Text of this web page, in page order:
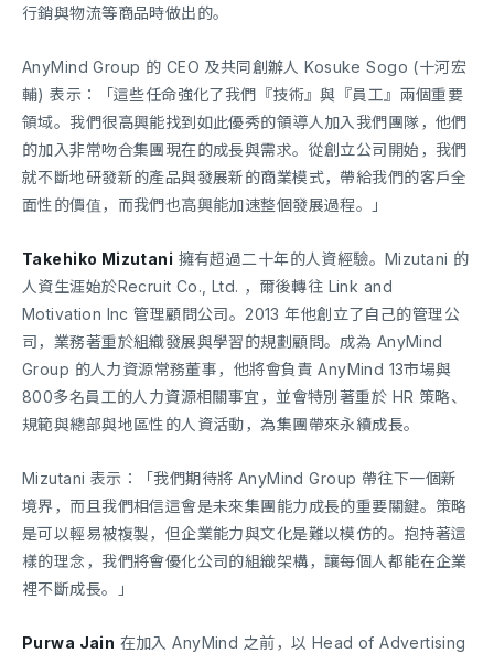
行銷與物流等商品時做出的。
AnyMind Group 的 CEO 及共同創辦人 Kosuke Sogo (十河宏
輔) 表示：「這些任命強化了我們『技術』與『員工』兩個重要
領域。我們很高興能找到如此優秀的領導人加入我們團隊，他們
的加入非常吻合集團現在的成長與需求。從創立公司開始，我們
就不斷地研發新的產品與發展新的商業模式，帶給我們的客戶全
面性的價值，而我們也高興能加速整個發展過程。」
Takehiko Mizutani 擁有超過二十年的人資經驗。Mizutani 的
人資生涯始於Recruit Co., Ltd. ，爾後轉往 Link and
Motivation Inc 管理顧問公司。2013 年他創立了自己的管理公
司，業務著重於組織發展與學習的規劃顧問。成為 AnyMind
Group 的人力資源常務董事，他將會負責 AnyMind 13市場與
800多名員工的人力資源相關事宜，並會特別著重於 HR 策略、
規範與總部與地區性的人資活動，為集團帶來永續成長。
Mizutani 表示：「我們期待將 AnyMind Group 帶往下一個新
境界，而且我們相信這會是未來集團能力成長的重要關鍵。策略
是可以輕易被複製，但企業能力與文化是難以模仿的。抱持著這
樣的理念，我們將會優化公司的組織架構，讓每個人都能在企業
裡不斷成長。」
Purwa Jain 在加入 AnyMind 之前，以 Head of Advertising